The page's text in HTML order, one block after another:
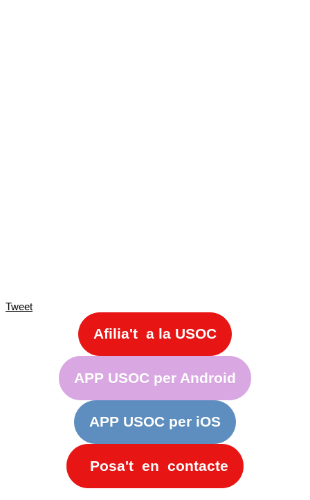
Tweet
Afilia't a la USOC
APP USOC per Android
APP USOC per iOS
Posa't en contacte